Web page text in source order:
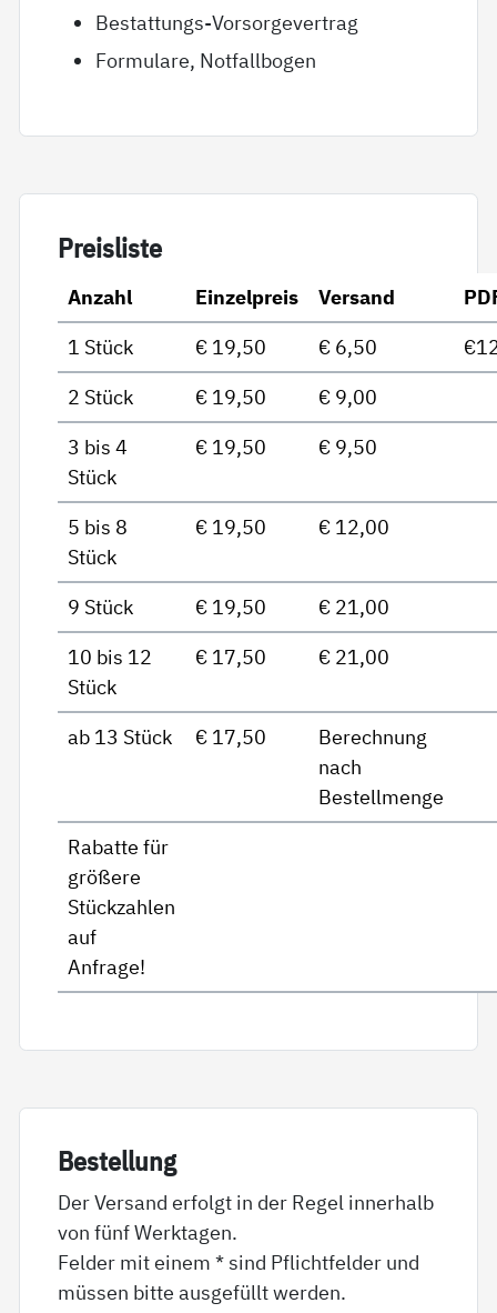
Bestattungs-Vorsorgevertrag
Formulare, Notfallbogen
Preis­lis­te
Anzahl Einzelpreis Versand
1 Stück
€ 19,50 € 6,50
2 Stück
€ 19,50
€ 9,00
3 bis 4
Stück
€ 19,50 € 9,50
5 bis 8
Stück
€ 19,50 € 12,00
9 Stück € 19,50
€ 21,00
10 bis 12
Stück
€ 17,50 € 21,00
ab 13 Stück € 17,50
Berechnung
nach
Bestellmenge
Rabatte für
größere
Stückzahlen
auf
Anfrage!
Be­stel­lung
Der Versand erfolgt in der Regel innerhalb
von fünf Werktagen.
Felder mit einem * sind Pflichtfelder und
müssen bitte ausgefüllt werden.